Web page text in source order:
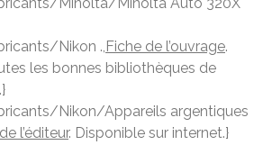
Minolta/Minolta Auto 320X
Nikon ., Fiche de l’ouvrage.
les bonnes bibliothèques de
Nikon/Appareils argentiques
l’éditeur. Disponible sur internet.}